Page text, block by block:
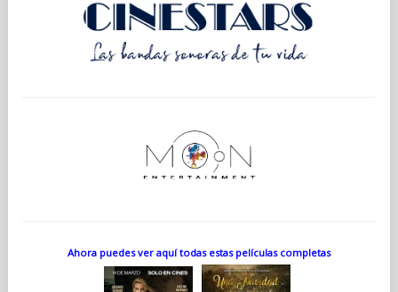
Ahora puedes ver aquí todas estas películas completas